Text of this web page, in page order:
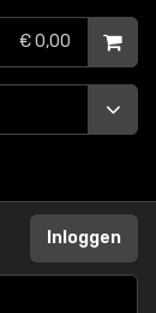
€ 0,00
Inloggen